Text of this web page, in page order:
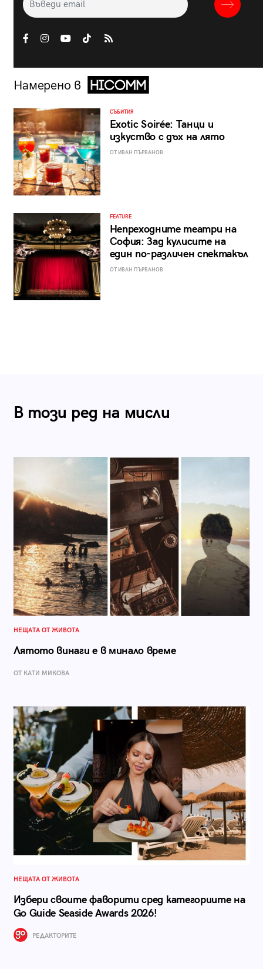
Намерено в
СЪБИТИЯ
Exotic Soirée: Танци и
изкуство с дъх на лято
ОТ ИВАН ПЪРВАНОВ
FEATURE
Непреходните театри на
София: Зад кулисите на
един по-различен спектакъл
ОТ ИВАН ПЪРВАНОВ
В този ред на мисли
НЕЩАТА ОТ ЖИВОТА
Лятото винаги е в минало време
ОТ КАТИ МИКОВА
НЕЩАТА ОТ ЖИВОТА
Избери своите фаворити сред категориите на
Go Guide Seaside Awards 2026!
РЕДАКТОРИТЕ